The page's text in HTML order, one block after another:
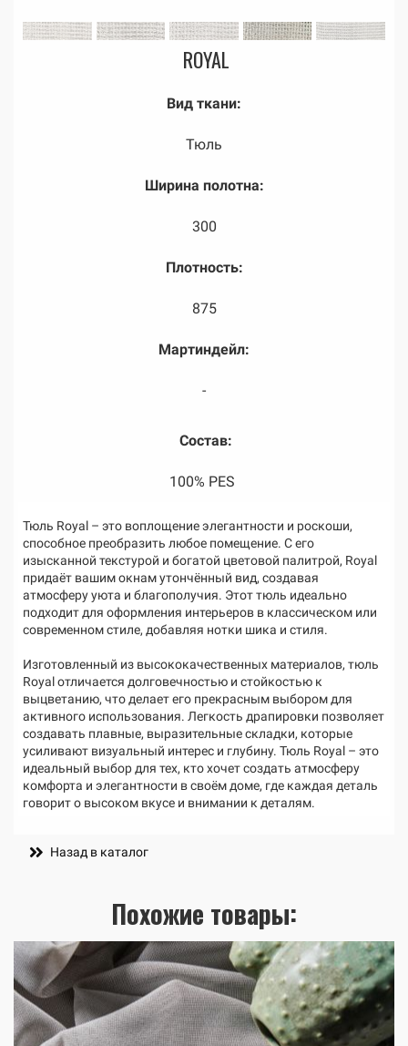
ROYAL
Вид ткани:
Тюль
Ширина полотна:
300
Плотность:
875
Мартиндейл:
-
Состав:
100% PES
Тюль Royal – это воплощение элегантности и роскоши,
способное преобразить любое помещение. С его
изысканной текстурой и богатой цветовой палитрой, Royal
придаёт вашим окнам утончённый вид, создавая
атмосферу уюта и благополучия. Этот тюль идеально
подходит для оформления интерьеров в классическом или
современном стиле, добавляя нотки шика и стиля.
Изготовленный из высококачественных материалов, тюль
Royal отличается долговечностью и стойкостью к
выцветанию, что делает его прекрасным выбором для
активного использования. Легкость драпировки позволяет
создавать плавные, выразительные складки, которые
усиливают визуальный интерес и глубину. Тюль Royal – это
идеальный выбор для тех, кто хочет создать атмосферу
комфорта и элегантности в своём доме, где каждая деталь
говорит о высоком вкусе и внимании к деталям.
Назад в каталог
Похожие товары: